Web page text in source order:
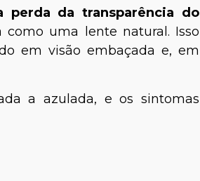
perda da transparência do
uma lente natural. Isso
em visão embaçada e, em
a azulada, e os sintomas